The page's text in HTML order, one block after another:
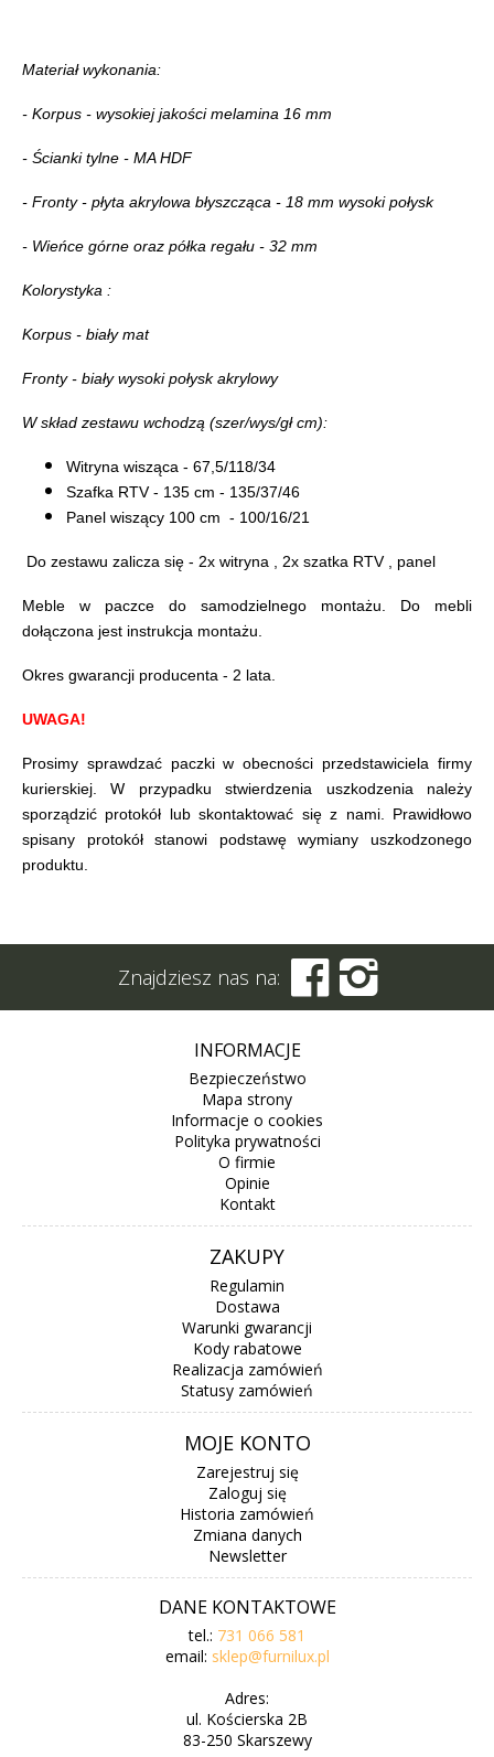
Materiał wykonania:
- Korpus - wysokiej jakości melamina 16 mm
- Ścianki tylne - MA HDF
- Fronty - płyta akrylowa błyszcząca - 18 mm wysoki połysk
- Wieńce górne oraz półka regału - 32 mm
Kolorystyka :
Korpus - biały mat
Fronty - biały wysoki połysk akrylowy
W skład zestawu wchodzą (szer/wys/gł cm):
Witryna wisząca - 67,5/118/34
Szafka RTV - 135 cm - 135/37/46
Panel wiszący 100 cm - 100/16/21
Do zestawu zalicza się - 2x witryna , 2x szatka RTV , panel
Meble w paczce do samodzielnego montażu. Do mebli
dołączona jest instrukcja montażu.
Okres gwarancji producenta - 2 lata.
UWAGA!
Prosimy sprawdzać paczki w obecności przedstawiciela firmy
kurierskiej. W przypadku stwierdzenia uszkodzenia należy
sporządzić protokół lub skontaktować się z nami. Prawidłowo
spisany protokół stanowi podstawę wymiany uszkodzonego
produktu.
Znajdziesz nas na:  
INFORMACJE
Bezpieczeństwo
Mapa strony
Informacje o cookies
Polityka prywatności
O firmie
Opinie
Kontakt
ZAKUPY
Regulamin
Dostawa
Warunki gwarancji
Kody rabatowe
Realizacja zamówień
Statusy zamówień
MOJE KONTO
Zarejestruj się
Zaloguj się
Historia zamówień
Zmiana danych
Newsletter
DANE KONTAKTOWE
tel.: 731 066 581
email: sklep@furnilux.pl
Adres:
ul. Kościerska 2B
83-250 Skarszewy